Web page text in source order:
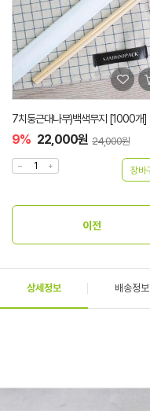
7치둥근대나무)백색무지 [1000개]
9% 22,000원 24,000원
상세정보 배송정보